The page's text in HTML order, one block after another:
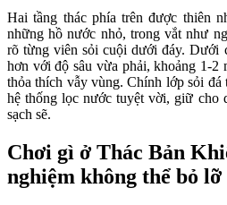
Hai tầng thác phía trên được thiên
những hồ nước nhỏ, trong vắt như
rõ từng viên sỏi cuội dưới đáy. Dưới
hơn với độ sâu vừa phải, khoảng 1-2
thỏa thích vẫy vùng. Chính lớp sỏi đá
hệ thống lọc nước tuyệt vời, giữ cho
sạch sẽ.
Chơi gì ở Thác Bản
nghiệm không thể bỏ lỡ